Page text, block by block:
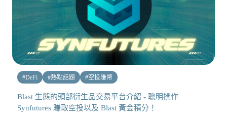
#DeFi #熱點話題 #空投賺幣
Blast 生態的頭部衍生品交易平台介紹 - 聰明操作
Synfutures 賺取空投以及 Blast 黃金積分！